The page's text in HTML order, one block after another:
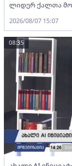
ლიდერ ქალთა
2026/08/07 15:07
08:35